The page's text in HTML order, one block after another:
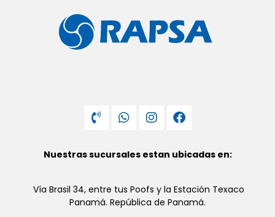
Nuestras sucursales estan ubicadas en:
Vía Brasil 34, entre tus Poofs y la Estación Texaco
Panamá. República de Panamá.